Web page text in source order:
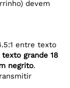
devem
entre texto
texto grande 18
negrito.